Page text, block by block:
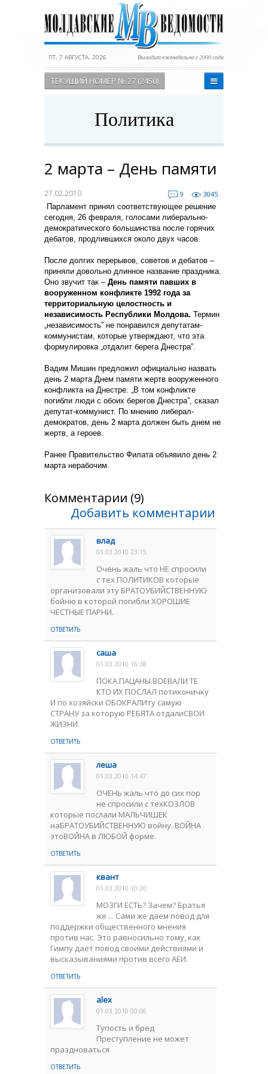
ПТ, 7 АВГУСТА, 2026 Выходит еженедельно с 2000 года
ТЕКУЩИЙ НОМЕР № 27 (2450)
Политика
2 марта – День памяти
27.02.2010 9
3045
Парламент принял соответствующее решение
сегодня, 26 февраля, голосами либерально-
демократического большинства после горячих
дебатов, продлившихся около двух часов.
После долгих перерывов, советов и дебатов –
приняли довольно длинное название праздника.
Оно звучит так – День памяти павших в
вооруженном конфликте 1992 года за
территориальную целостность и
независимость Республики Молдова. Термин
„независимость” не понравился депутатам-
коммунистам, которые утверждают, что эта
формулировка „отдалит берега Днестра”.
Вадим Мишин предложил официально назвать
день 2 марта Днем памяти жертв вооруженного
конфликта на Днестре. „В том конфликте
погибли люди с обоих берегов Днестра”, сказал
депутат-коммунист. По мнению либерал-
демократов, день 2 марта должен быть днем не
жертв, а героев.
Ранее Правительство Филата объявило день 2
марта нерабочим.
Комментарии (9)
Добавить комментарии
влад
01.03.2010 23:15
Очень жаль что НЕ спросили
с тех ПОЛИТИКОВ которые
организовали эту БРАТОУБИЙСТВЕННУЮ
бойню в которой погибли ХОРОШИЕ
ЧЕСТНЫЕ ПАРНИ.
ОТВЕТИТЬ
саша
01.03.2010 16:38
ПОКА ПАЦАНЫ ВОЕВАЛИ ТЕ
КТО ИХ ПОСЛАЛ потихоничку
И по хозяйски ОБОКРАЛИту самую
СТРАНУ за которую РЕБЯТА отдалиСВОИ
ЖИЗНИ.
ОТВЕТИТЬ
леша
01.03.2010 14:47
ОЧЕНЬ жаль что до сих пор
не спросили с техКОЗЛОВ
которые послали МАЛЬЧИШЕК
наБРАТОУБИЙСТВЕННУЮ войну. ВОЙНА
этоВОЙНА в ЛЮБОЙ форме.
ОТВЕТИТЬ
квант
01.03.2010 10:20
МОЗГИ ЕСТЬ? Зачем? Братья
же ... Сами же даем повод для
поддержки общественного мнения
против нас. Это равносильно тому, как
Гимпу дает повод своими действиями и
высказываниями против всего АЕИ.
ОТВЕТИТЬ
alex
01.03.2010 00:06
Тупость и бред
Преступление не может
праздноваться
ОТВЕТИТЬ